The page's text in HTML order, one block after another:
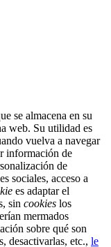
se almacena en su
web. Su utilidad es
vuelva a navegar
información de
de
sociales, acceso a
es adaptar el
sin cookies los
mermados
sobre qué son
desactivarlas, etc., le